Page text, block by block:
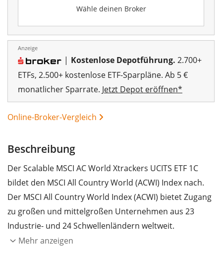
Wähle deinen Broker
Anzeige
| Kostenlose Depotführung. 2.700+
ETFs, 2.500+ kostenlose ETF-Sparpläne. Ab 5 €
monatlicher Sparrate. Jetzt Depot eröffnen*
Online-Broker-Vergleich
Beschreibung
Der Scalable MSCI AC World Xtrackers UCITS ETF 1C
bildet den MSCI All Country World (ACWI) Index nach.
Der MSCI All Country World Index (ACWI) bietet Zugang
zu großen und mittelgroßen Unternehmen aus 23
Industrie- und 24 Schwellenländern weltweit.
(Gesamtkostenquote) des ETF liegt bei
Mehr anzeigen